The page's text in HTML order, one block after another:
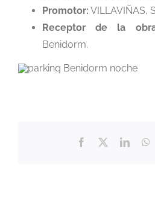
Promotor: VILLAVIÑAS,
Receptor de la
Benidorm.
Facebook